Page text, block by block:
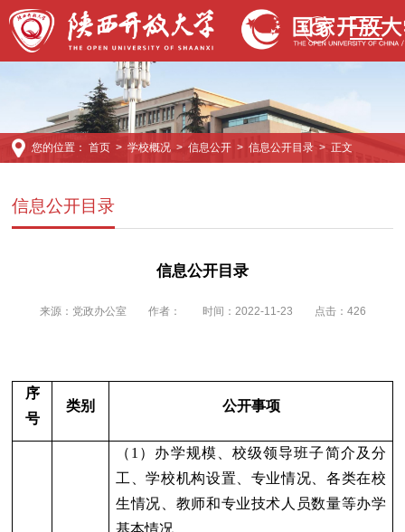
您的位置： 首页> 学校概况> 信息公开> 信息公开目录> 正文
信息公开目录
信息公开目录
来源： 党政办公室 作者： 时间：2022-11-23 点击： 426
序
号
类别 公开事项
（1）办学规模、校级领导班子简介及分
工、学校机构设置、专业情况、各类在校
生情况、教师和专业技术人员数量等办学
基本情况